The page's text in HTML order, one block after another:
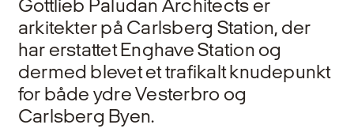
Gottlieb Paludan Architects er
arkitekter på Carlsberg Station, der
har erstattet Enghave Station og
dermed blevet et trafikalt knudepunkt
for både ydre Vesterbro og
Carlsberg Byen.